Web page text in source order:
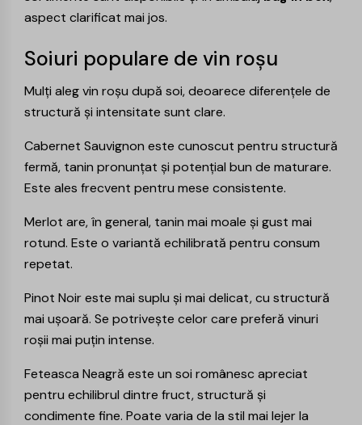
aspect clarificat mai jos.
Soiuri populare de vin roșu
Mulți aleg vin roșu după soi, deoarece diferențele de
structură și intensitate sunt clare.
Cabernet Sauvignon este cunoscut pentru structură
fermă, tanin pronunțat și potențial bun de maturare.
Este ales frecvent pentru mese consistente.
Merlot are, în general, tanin mai moale și gust mai
rotund. Este o variantă echilibrată pentru consum
repetat.
Pinot Noireste mai suplu și mai delicat, cu structură
mai ușoară. Se potrivește celor care preferă vinuri
roșii mai puțin intense.
Feteasca Neagră este un soi românesc apreciat
pentru echilibrul dintre fruct, structură și
condimente fine. Poate varia de la stil mai lejer la